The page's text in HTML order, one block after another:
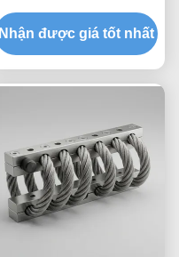
tính JGX-2228D-665B
Giá đỡ hoàn toàn bằng
kim loại thân thiện với
Nhận được giá tốt nhất